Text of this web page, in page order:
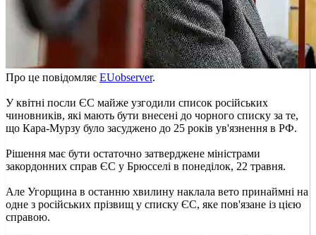
Про це повідомляє EUobserver.
У квітні посли ЄС майже узгодили список російських
чиновників, які мають бути внесені до чорного списку за те,
що Кара-Мурзу було засуджено до 25 років ув'язнення в РФ.
Рішення має бути остаточно затверджене міністрами
закордонних справ ЄС у Брюсселі в понеділок, 22 травня.
Але Угорщина в останню хвилину наклала вето принаймні на
одне з російських прізвищ у списку ЄС, яке пов'язане із цією
справою.